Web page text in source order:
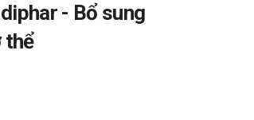
- Bổ sung
thể